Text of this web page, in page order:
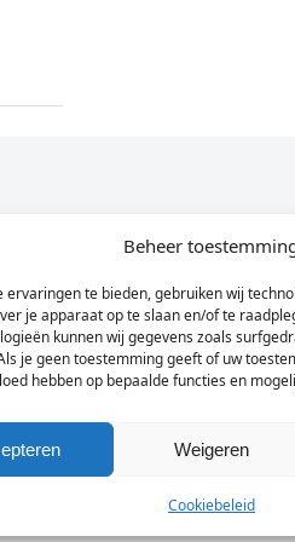
Beheer
ervaringen te bieden, gebruiken wij
je apparaat op te slaan en/of te
kunnen wij gegevens zoals
je geen toestemming geeft of uw
hebben op bepaalde functies en
Weigeren
Cookiebeleid